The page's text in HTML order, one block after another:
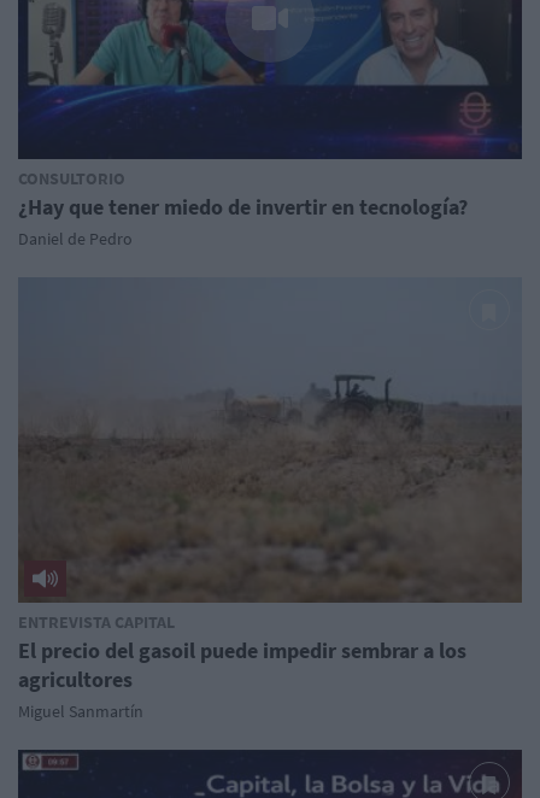
CONSULTORIO
¿Hay que tener miedo de invertir en tecnología?
Daniel de Pedro
ENTREVISTA CAPITAL
El precio del gasoil puede impedir sembrar a los
agricultores
Miguel Sanmartín